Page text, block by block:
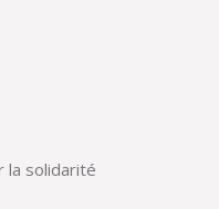
la solidarité